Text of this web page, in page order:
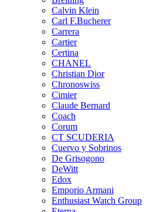
Calvin Klein
Carl F.Bucherer
Carrera
Cartier
Certina
CHANEL
Christian Dior
Chronoswiss
Cimier
Claude Bernard
Coach
Corum
CT SCUDERIA
Cuervo y Sobrinos
De Grisogono
DeWitt
Edox
Emporio Armani
Enthusiast Watch Group